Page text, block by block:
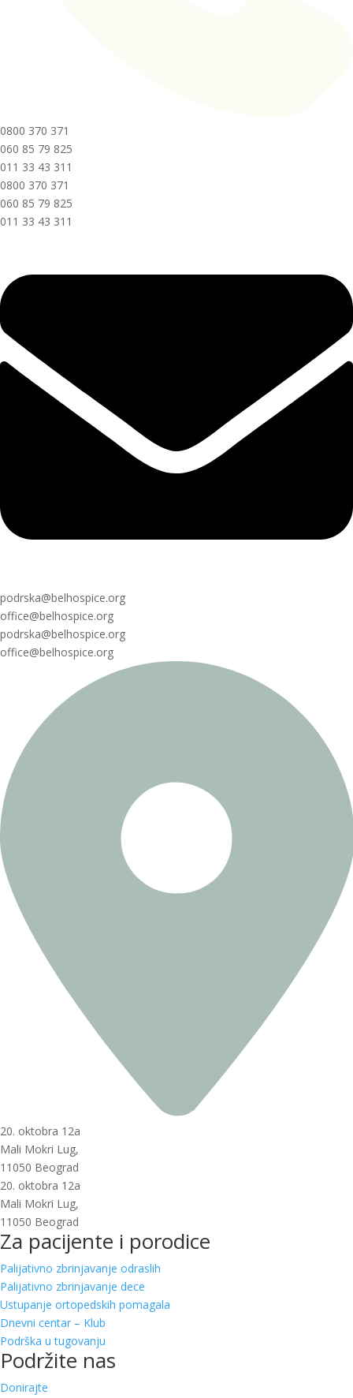
0800 370 371
060 85 79 825
011 33 43 311
0800 370 371
060 85 79 825
011 33 43 311
podrska@belhospice.org
office@belhospice.org
podrska@belhospice.org
office@belhospice.org
20. oktobra 12a
Mali Mokri Lug,
11050 Beograd
20. oktobra 12a
Mali Mokri Lug,
11050 Beograd
Za pacijente i porodice
Palijativno zbrinjavanje odraslih
Palijativno zbrinjavanje dece
Ustupanje ortopedskih pomagala
Dnevni centar – Klub
Podrška u tugovanju
Podržite nas
Donirajte